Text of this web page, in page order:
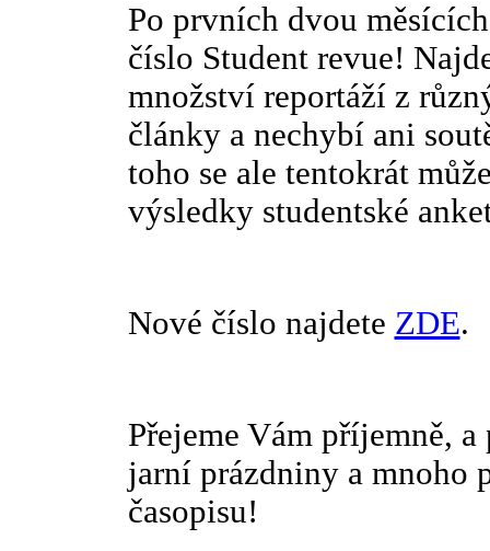
Po prvních dvou
číslo Student revue!
množství reportáží z
články a nechybí ani
toho se ale tentokrát
výsledky studentské
Nové číslo najdete ZDE.
Přejeme Vám příjemně, a
jarní prázdniny a mnoho
časopisu!